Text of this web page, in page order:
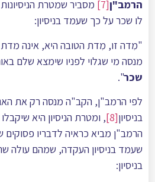
הרמב"ן[7]
מסביר שמטרת
לו שכר על כך שעמד בניסיון:
"מִדה זו, מִדת הטובה היא, אינה מדת
מנסה מי שגלוי לפניו שימצא שלם
שכר".
לפי הרמב"ן, הקב"ה מנסה רק את
בניסיון[8]
, ומטרת הניסיון היא
הרמב"ן מביא כראיה לדבריו
שעמד בניסיון העקדה, שמהם עולה
בניסיון: